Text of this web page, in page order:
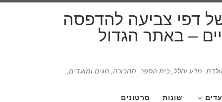
דפי צביעה להדפסה
– באתר הגדול
מדע וחלל, בית הספר, תחבורה, חגים ומועדים,
שונות סרטונים